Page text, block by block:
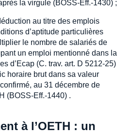
la virgule (BOSS-Eff.-1430) ;
au titre des emplois
d’aptitude particulières
le nombre de salariés de
un emploi mentionné dans la
d’Ecap (C. trav. art. D 5212-25)
horaire brut dans sa valeur
au 31 décembre de
(BOSS-Eff.-1440) .
à l’OETH : un